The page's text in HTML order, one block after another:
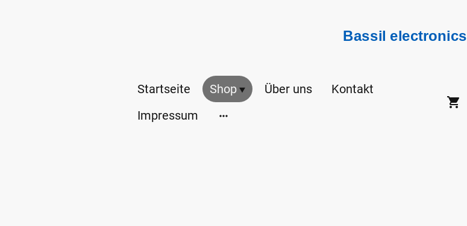
Bassil electronics
Startseite Shop Über uns
Kontakt
Impressum